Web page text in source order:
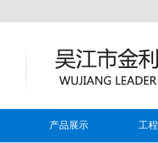
产品展示 工